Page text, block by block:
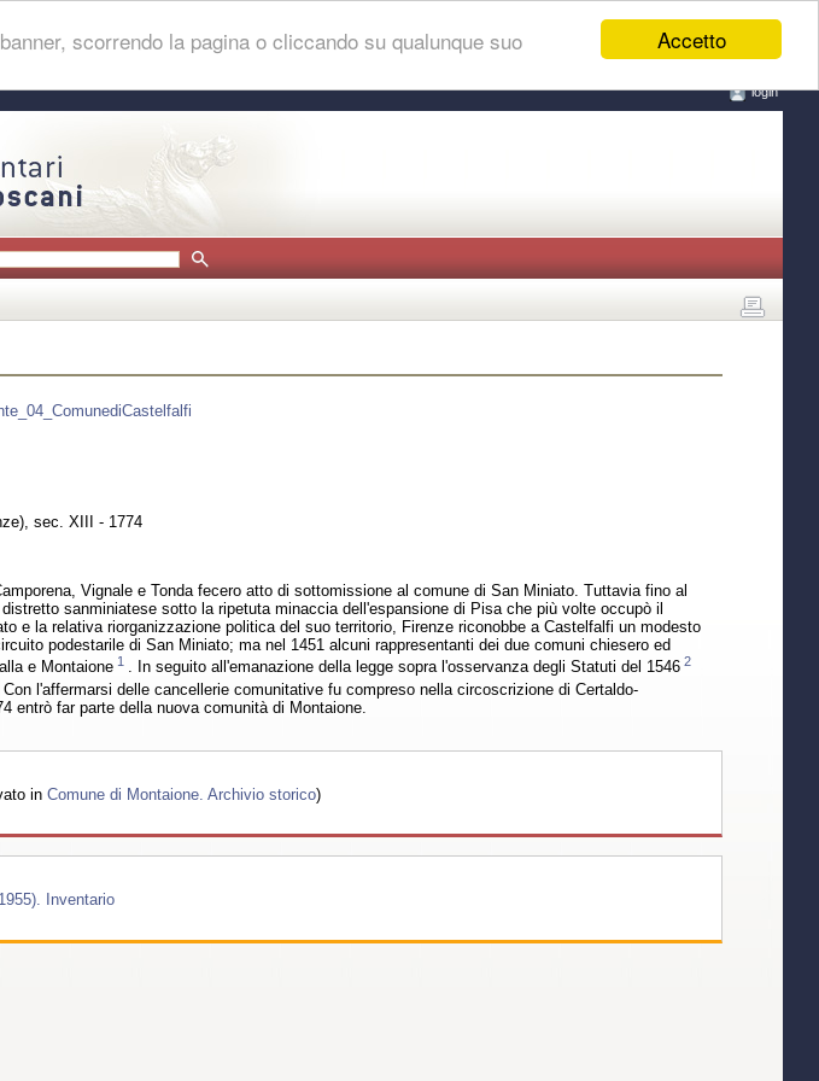
Accetto
scorrendo la pagina o cliccando su qualunque suo
login
sec. XIII - 1774
Vignale e Tonda fecero atto di sottomissione al comune di San Miniato. Tuttavia fino al
sanminiatese sotto la ripetuta minaccia dell'espansione di Pisa che più volte occupò il
e la relativa riorganizzazione politica del suo territorio, Firenze riconobbe a Castelfalfi un modesto
podestarile di San Miniato; ma nel 1451 alcuni rappresentanti dei due comuni chiesero ed
e Montaione 1 . In seguito all'emanazione della legge sopra l'osservanza degli Statuti del 1546 2
. Con l'affermarsi delle cancellerie comunitative fu compreso nella circoscrizione di Certaldo-
entrò far parte della nuova comunità di Montaione.
in Comune di Montaione. Archivio storico)
Inventario